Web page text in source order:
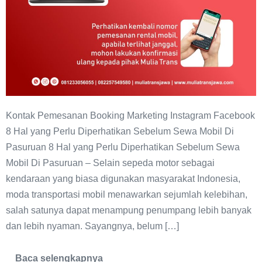
Kontak Pemesanan Booking Marketing Instagram Facebook
8 Hal yang Perlu Diperhatikan Sebelum Sewa Mobil Di
Pasuruan 8 Hal yang Perlu Diperhatikan Sebelum Sewa
Mobil Di Pasuruan – Selain sepeda motor sebagai
kendaraan yang biasa digunakan masyarakat Indonesia,
moda transportasi mobil menawarkan sejumlah kelebihan,
salah satunya dapat menampung penumpang lebih banyak
dan lebih nyaman. Sayangnya, belum […]
Baca selengkapnya